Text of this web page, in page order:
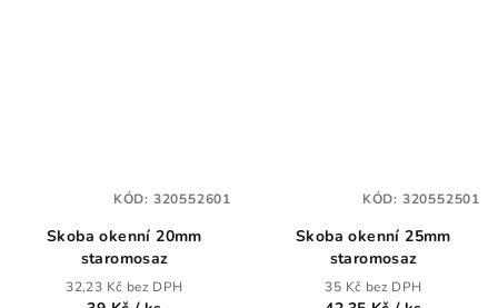
Skoba okenní 20mm
staromosaz
32,23 Kč bez DPH
KÓD: 320552601
Skoba okenní 25mm
staromosaz
35 Kč bez DPH
KÓD: 320552501